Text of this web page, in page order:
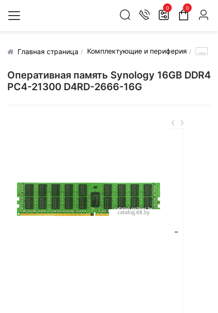
0 0
Главная страница Комплектующие и периферия .....
Оперативная память Synology 16GB DDR4
PC4-21300 D4RD-2666-16G